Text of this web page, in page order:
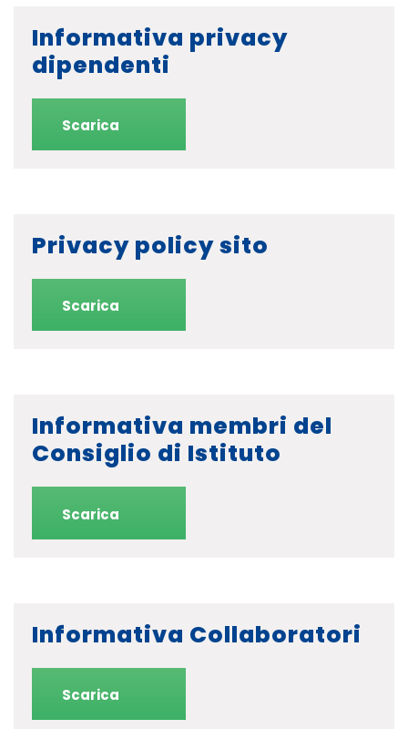
Informativa privacy
dipendenti
Scarica
Privacy policy sito
Scarica
Informativa membri del
Consiglio di Istituto
Scarica
Informativa Collaboratori
Scarica